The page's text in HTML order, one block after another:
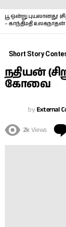
பூ ஒன்று புயலானது!
– காந்திமதி உலகநாதன்
Short Story
நதியன்
கோவை
byExternal
2k Views